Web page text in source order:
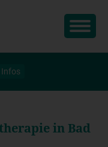
hier:
Infos
in Bad